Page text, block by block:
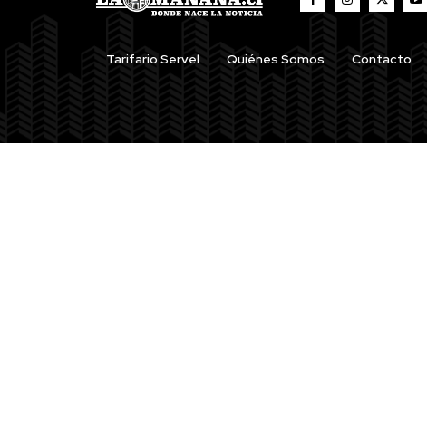
Tarifario Servel Quiénes Somos Contacto